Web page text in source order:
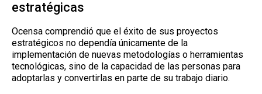
estratégicas
Ocensa comprendió que el éxito de sus proyectos
estratégicos no dependía únicamente de la
implementación de nuevas metodologías o herramientas
tecnológicas, sino de la capacidad de las personas para
adoptarlas y convertirlas en parte de su trabajo diario.